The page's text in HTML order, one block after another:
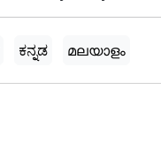
ಕನ್ನಡ മലയാളം